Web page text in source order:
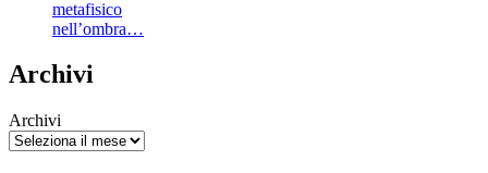
metafisico
nell’ombra…
Archivi
Archivi